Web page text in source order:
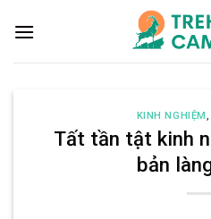
đến
KINH NGHIỆM,
Tất tần tật kinh
bản